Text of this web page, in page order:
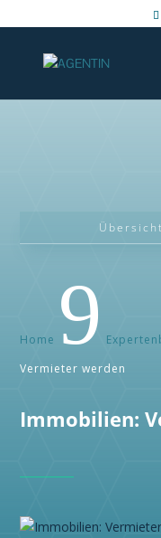
Home 9
Vermieter werden
Immobilien: